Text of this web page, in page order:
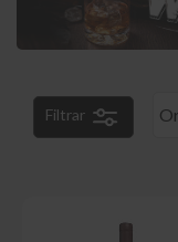
Filtrar